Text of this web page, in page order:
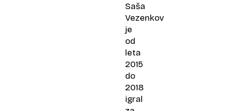
Saša
Vezenkov
je
od
leta
2015
do
2018
igral